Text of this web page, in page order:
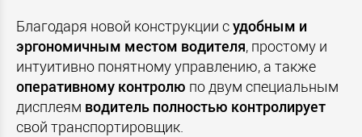
Благодаря новой конструкции судобным и
эргономичным местом водителя, простому и
интуитивно понятному управлению, а также
оперативному контролю по двум специальным
дисплеям водитель полностью контролирует
свой транспортировщик.